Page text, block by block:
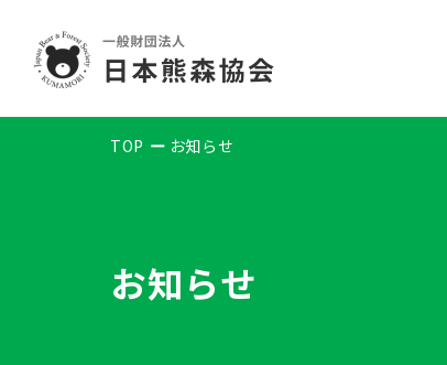
TOP お知らせ
お知らせ